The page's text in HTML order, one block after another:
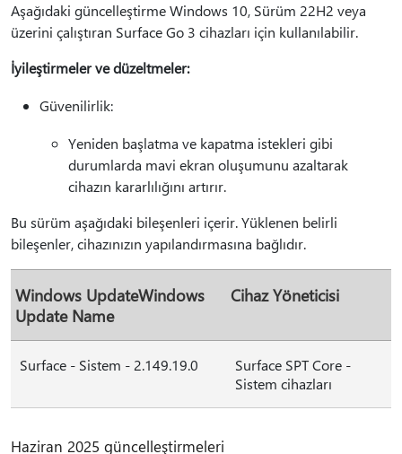
Aşağıdaki güncelleştirme Windows 10, Sürüm 22H2 veya
üzerini çalıştıran Surface Go 3 cihazları için kullanılabilir.
İyileştirmeler ve düzeltmeler:
Güvenilirlik:
Yeniden başlatma ve kapatma istekleri gibi
durumlarda mavi ekran oluşumunu azaltarak
cihazın kararlılığını artırır.
Bu sürüm aşağıdaki bileşenleri içerir. Yüklenen belirli
bileşenler, cihazınızın yapılandırmasına bağlıdır.
Windows UpdateWindows
Update Name
Cihaz Yöneticisi
Surface - Sistem - 2.149.19.0
Surface SPT Core -
Sistem cihazları
Haziran 2025 güncelleştirmeleri